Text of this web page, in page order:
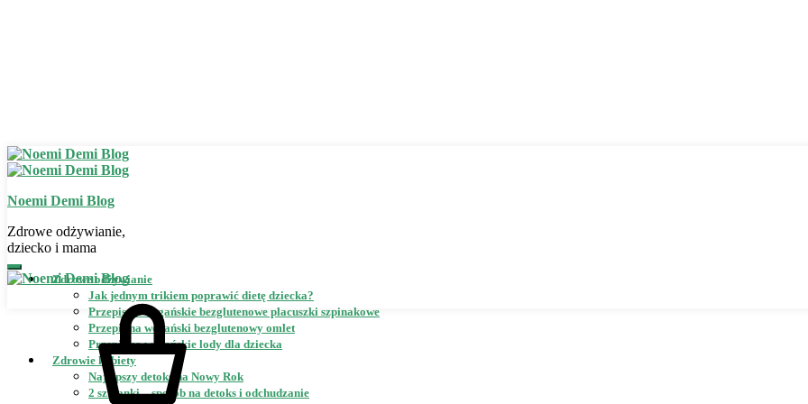
Noemi Demi Blog
Zdrowe odżywianie,
dziecko i mama
Zdrowe odżywianie
Jak jednym trikiem poprawić dietę dziecka?
Przepis na wegańskie bezglutenowe placuszki szpinakowe
Przepis na wegański bezglutenowy omlet
Przepis na wegańskie lody dla dziecka
Zdrowie kobiety
Najlepszy detoks na Nowy Rok
2 szklanki – sposób na detoks i odchudzanie